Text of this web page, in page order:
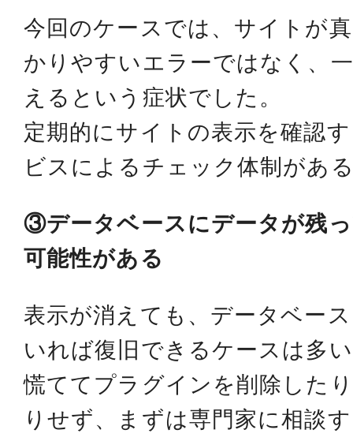
今回のケースでは、サイトが
かりやすいエラーではなく、
えるという症状でした。
定期的にサイトの表示を確認
ビスによるチェック体制があ
③データベースにデータが残
可能性がある
表示が消えても、データベー
いれば復旧できるケースは多
慌ててプラグインを削除した
りせず、まずは専門家に相談